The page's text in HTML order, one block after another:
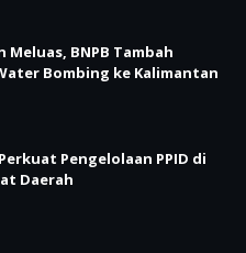
Meluas, BNPB Tambah
Bombing ke Kalimantan
Pengelolaan PPID di
Daerah